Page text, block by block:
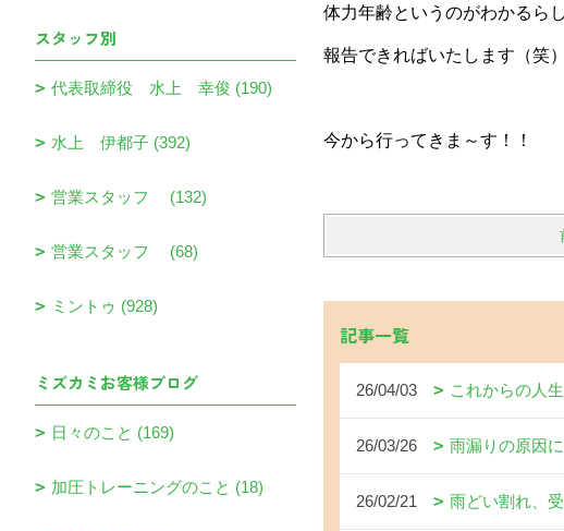
体力年齢というのがわかるら
報告できればいたします（笑）
今から行ってきま～す！！
記事一覧
26/04/03 これからの人
26/03/26 雨漏りの原因
26/02/21 雨どい割れ、
スタッフ別
代表取締役 水上 幸俊 (190)
水上 伊都子 (392)
営業スタッフ (132)
営業スタッフ (68)
ミントゥ (928)
ミズカミお客様ブログ
日々のこと (169)
加圧トレーニングのこと (18)